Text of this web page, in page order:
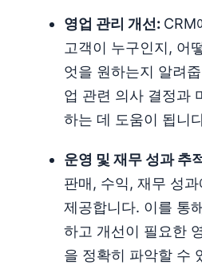
영업 관리 개선: CRM
고객이 누구인지, 어
엇을 원하는지 알려
업 관련 의사 결정과
하는 데 도움이 됩니
운영 및 재무 성과 추
판매, 수익, 재무 성
제공합니다. 이를 통
하고 개선이 필요한
을 정확히 파악할 수